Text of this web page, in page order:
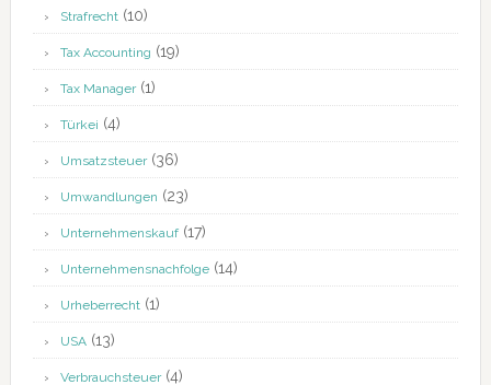
Strafrecht(10)
Tax Accounting (19)
Tax Manager(1)
Türkei (4)
Umsatzsteuer(36)
Umwandlungen (23)
Unternehmenskauf(17)
Unternehmensnachfolge(14)
Urheberrecht(1)
USA(13)
Verbrauchsteuer(4)